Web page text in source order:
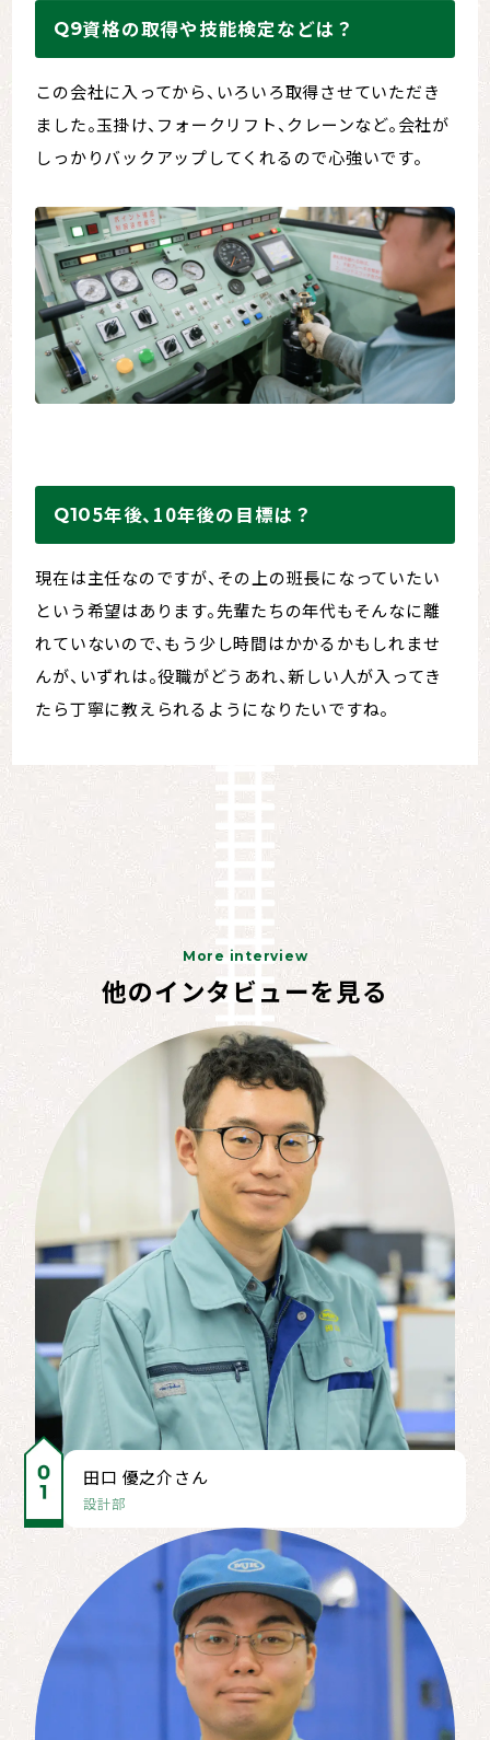
資格の取得や技能検定などは？
この会社に入ってから、いろいろ取得させていただき
ました。玉掛け、フォークリフト、クレーンなど。会社が
しっかりバックアップしてくれるので心強いです。
5年後、10年後の目標は？
現在は主任なのですが、その上の班長になっていたい
という希望はあります。先輩たちの年代もそんなに離
れていないので、もう少し時間はかかるかもしれませ
んが、いずれは。役職がどうあれ、新しい人が入ってき
たら丁寧に教えられるようになりたいですね。
More interview
他のインタビューを見る
田口 優之介さん
設計部